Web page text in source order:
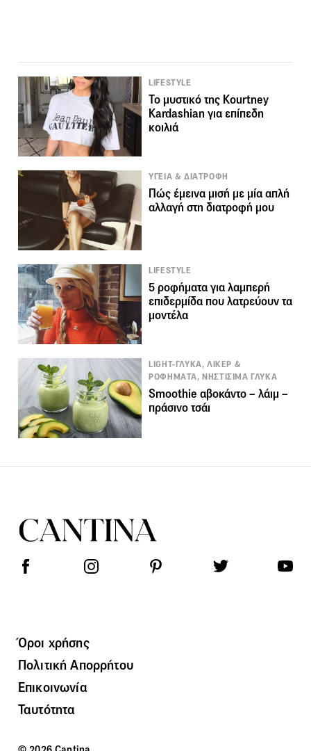
LIFESTYLE
Το μυστικό της Kourtney
Kardashian για επίπεδη
κοιλιά
ΥΓΕΙΑ & ΔΙΑΤΡΟΦΗ
Πώς έμεινα μισή με μία απλή
αλλαγή στη διατροφή μου
LIFESTYLE
5 ροφήματα για λαμπερή
επιδερμίδα που λατρεύουν τα
μοντέλα
LIGHT-ΓΛΥΚΑ, ΛΙΚΕΡ &
ΡΟΦΗΜΑΤΑ, ΝΗΣΤΙΣΙΜΑ ΓΛΥΚΑ
Smoothie αβοκάντο – λάιμ –
πράσινο τσάι
Όροι χρήσης
Πολιτική Απορρήτου
Επικοινωνία
Ταυτότητα